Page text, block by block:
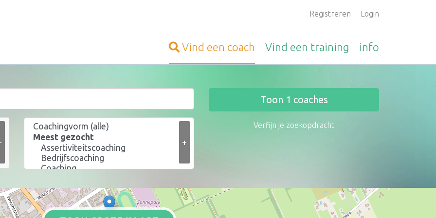
Registreren Login
Vind een coach Vind een training info
+
Toon 1 coaches
Verfijn je zoekopdracht